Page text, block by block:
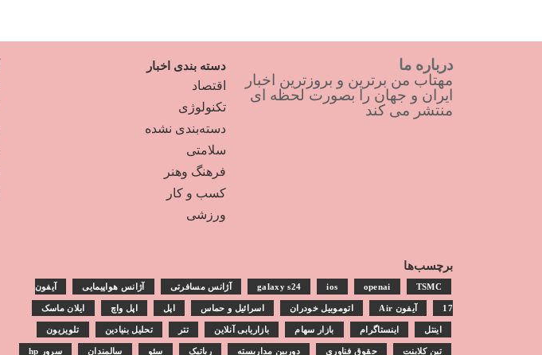
درباره ما
مهتاب من برترین و بروزترین اخبار
ایران و جهان را بصورت لحظه ای
منتشر می کند
دسته بندی اخبار
اقتصاد
تکنولوژی
دسته‌بندی نشده
سلامتی
فرهنگ وهنر
کسب و کار
ورزشی
برچسب‌ها
galaxy s24 ios openai TSMC آژانس مسافرتی آژانس هواپیمایی آیفون
17 آیفون Air اتوموبیل خودران اسرائیل و حماس اپل اپل واچ ایلان ماسک
اینتل اینستاگرام بازار سهام بازاریابی آنلاین تتر تحلیل بنیادین تلویزیون
تین کلاینت حقوق فناوری دوربین مداربسته رباتیک سئو سالمندان سرور hp